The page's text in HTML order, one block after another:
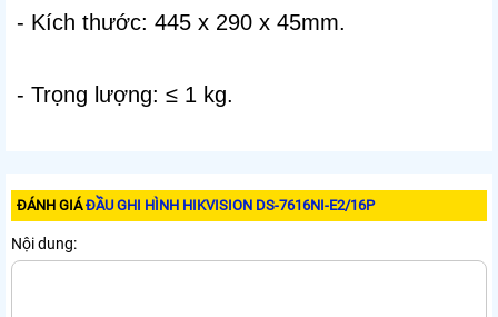
- Kích thước: 445 x 290 x 45mm.
- Trọng lượng: ≤ 1 kg.
ĐÁNH GIÁĐẦU GHI HÌNH HIKVISION DS-7616NI-E2/16P
Nội dung: